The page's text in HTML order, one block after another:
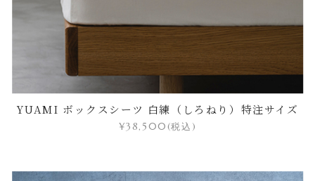
YUAMI ボックスシーツ 白練（しろねり）特注サイズ
¥38,500 (税込)